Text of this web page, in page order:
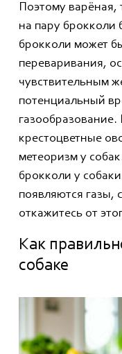
Поэтому варёная,
на пару брокколи
брокколи может
переваривания,
чувствительным
потенциальный
крестоцветные
метеоризм у
брокколи у
появляются газы,
откажитесь от
Как
собаке